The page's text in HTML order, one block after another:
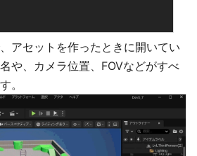
アセットを作ったときに開いてい
や、カメラ位置、FOVなどがすべ
。